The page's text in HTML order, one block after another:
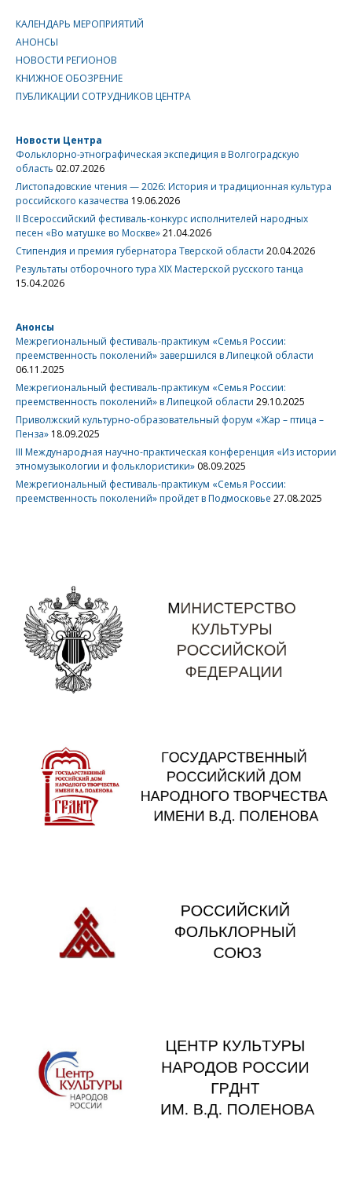
КАЛЕНДАРЬ МЕРОПРИЯТИЙ
АНОНСЫ
НОВОСТИ РЕГИОНОВ
КНИЖНОЕ ОБОЗРЕНИЕ
ПУБЛИКАЦИИ СОТРУДНИКОВ ЦЕНТРА
Новости Центра
Фольклорно-этнографическая экспедиция в Волгоградскую
область 02.07.2026
Листопадовские чтения — 2026: История и традиционная культура
российского казачества 19.06.2026
II Всероссийский фестиваль-конкурс исполнителей народных
песен «Во матушке во Москве»21.04.2026
Стипендия и премия губернатора Тверской области 20.04.2026
Результаты отборочного тура XIX Мастерской русского танца
15.04.2026
Анонсы
Межрегиональный фестиваль-практикум «Семья России:
преемственность поколений» завершился в Липецкой области
06.11.2025
Межрегиональный фестиваль-практикум «Семья России:
преемственность поколений» в Липецкой области 29.10.2025
Приволжский культурно-образовательный форум «Жар – птица –
Пенза» 18.09.2025
III Международная научно-практическая конференция «Из истории
этномузыкологии и фольклористики» 08.09.2025
Межрегиональный фестиваль-практикум «Семья России:
преемственность поколений» пройдет в Подмосковье 27.08.2025